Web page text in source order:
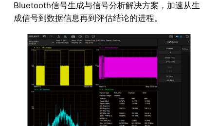
Bluetooth信号生成与信号分析解决方案，加速从生
成信号到数据信息再到评估结论的进程。